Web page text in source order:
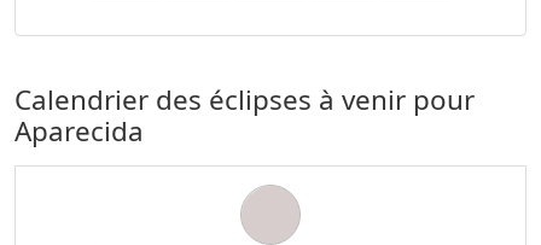
Calendrier des éclipses à venir pour
Aparecida